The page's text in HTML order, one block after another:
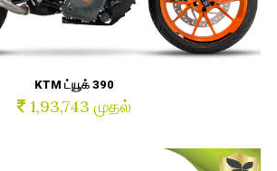
KTM ட்யூக் 390
1,93,743 முதல்